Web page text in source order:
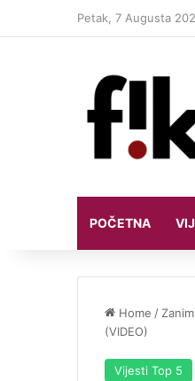
Petak, 7 Augusta
POČETNA
Home /
(VIDEO)
Vijesti Top 5